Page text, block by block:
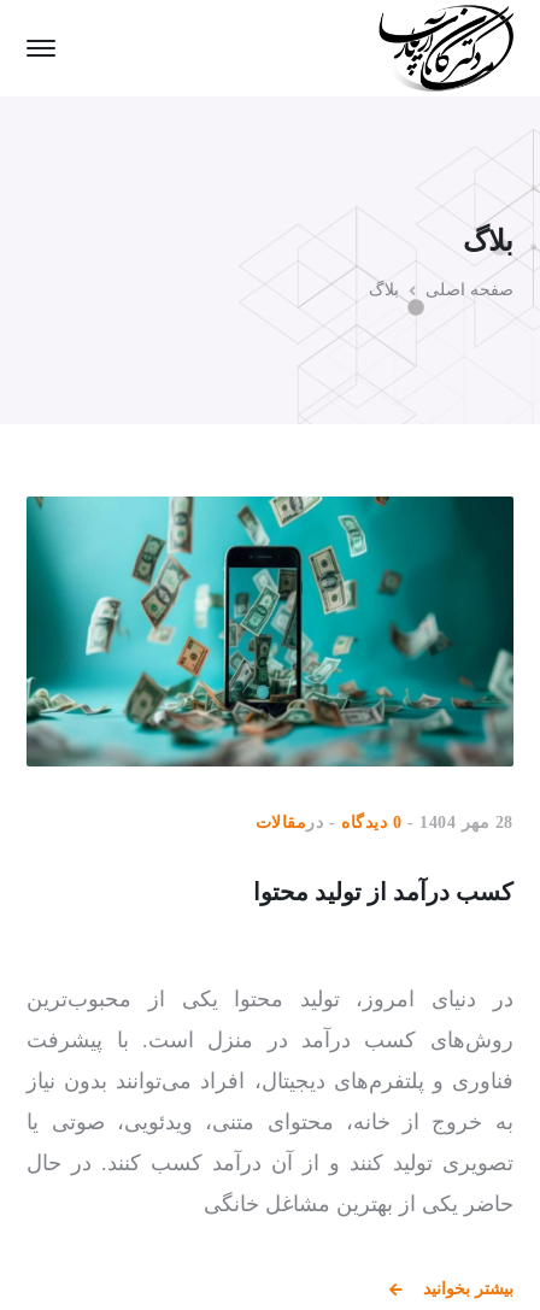
بلاگ
صفحه اصلی بلاگ
28 مهر 1404 0 دیدگاه در مقالات
کسب درآمد از تولید محتوا
در دنیای امروز، تولید محتوا یکی از محبوب‌ترین
روش‌های کسب درآمد در منزل است. با پیشرفت
فناوری و پلتفرم‌های دیجیتال، افراد می‌توانند بدون نیاز
به خروج از خانه، محتوای متنی، ویدئویی، صوتی یا
تصویری تولید کنند و از آن درآمد کسب کنند. در حال
حاضر یکی از بهترین مشاغل خانگی
بیشتر بخوانید